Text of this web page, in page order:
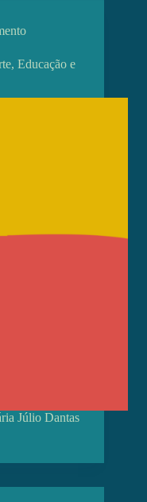
Educação e
Júlio Dantas